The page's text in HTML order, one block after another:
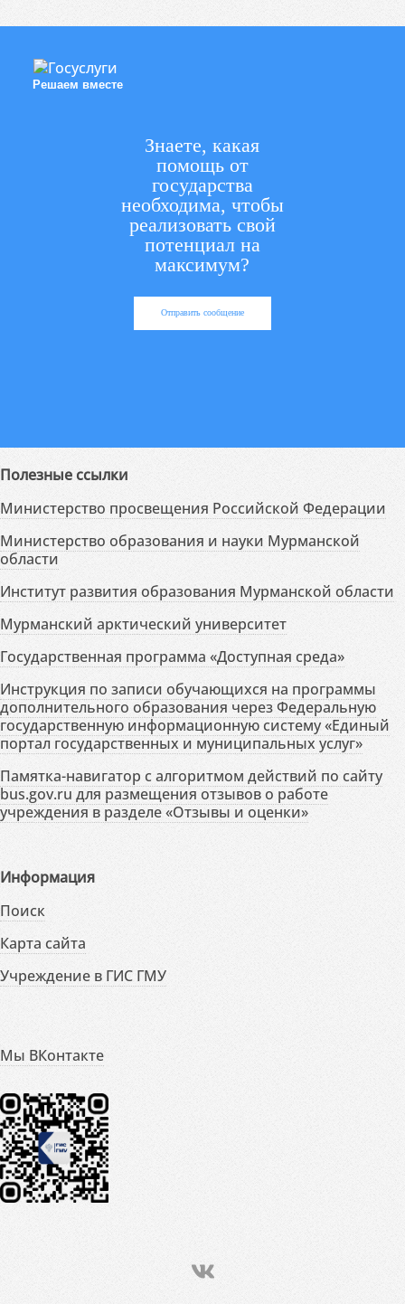
Решаем вместе
Знаете, какая
помощь от
государства
необходима, чтобы
реализовать свой
потенциал на
максимум?
Отправить сообщение
Полезные ссылки
Министерство просвещения Российской Федерации
Министерство образования и науки Мурманской
области
Институт развития образования Мурманской области
Мурманский арктический университет
Государственная программа «Доступная среда»
Инструкция по записи обучающихся на программы
дополнительного образования через Федеральную
государственную информационную систему «Единый
портал государственных и муниципальных услуг»
Памятка-навигатор с алгоритмом действий по сайту
bus.gov.ru для размещения отзывов о работе
учреждения в разделе «Отзывы и оценки»
Информация
Поиск
Карта сайта
Учреждение в ГИС ГМУ
Мы ВКонтакте